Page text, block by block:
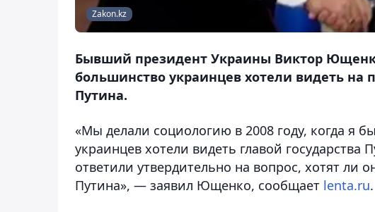
Zakon.kz
Бывший президент Украины Виктор Ющенко
большинство украинцев хотели видеть на
Путина.
«Мы делали социологию в 2008 году, когда я
украинцев хотели видеть главой
ответили утвердительно на вопрос, хотят ли
Путина», — заявил Ющенко, сообщает lenta.ru.